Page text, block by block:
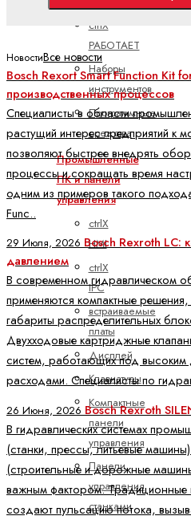
ctrlX
РАБОТАЕТ
Наборы
инструментов
Программные
средства
Промышленные
ПК и панели
управления
ctrlX
HMI
ctrlX
IPC
встраиваемые
платы
Дисплей
Клавиатуры
Компактные
панели
управления
Панели
управления
станками
НовостиВсе новости
Bosch Rexort Smart Function Kit
производственных процессов
Специалисты в области
растущий интерес предприятий к
позволяют быстрее внедрять
процессы и сокращать время
одним из примеров такого
Func..
29 Июля, 2026 Bosch Rexroth LC:
давлением
В современном гидравлическом
применяются компактные
габариты распределительных
Двухходовые картриджные
систем, работающих под
расходами. Специалисты по
26 Июня, 2026 Bosch Rexroth
В гидравлических системах
(станки, прессы, литьевые
(строительные и дорожные
важным фактором. Традиционные
создают пульсацию потока,